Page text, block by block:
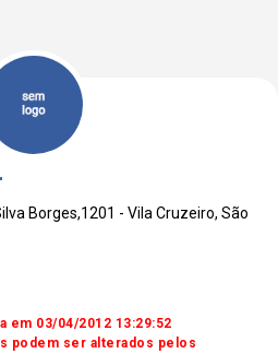
Borges,1201 - Vila Cruzeiro, São
em 03/04/2012 13:29:52
podem ser alterados pelos